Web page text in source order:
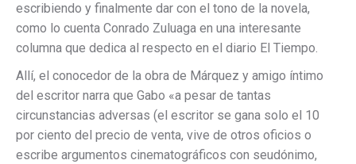
escribiendo y finalmente dar con el tono de la novela,
como lo cuenta Conrado Zuluaga en una interesante
columna que dedica al respecto en el diario El Tiempo.
Allí, el conocedor de la obra de Márquez y amigo íntimo
del escritor narra que Gabo «a pesar de tantas
circunstancias adversas (el escritor se gana solo el 10
por ciento del precio de venta, vive de otros oficios o
escribe argumentos cinematográficos con seudónimo,